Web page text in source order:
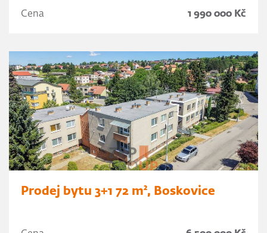
Cena 1 990 000 Kč
Prodej bytu 3+1 72 m², Boskovice